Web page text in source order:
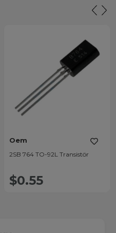
Oem
2SB 764 TO-92L Transistör
$0.55